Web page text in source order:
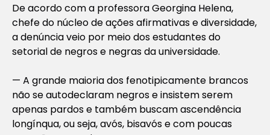
De acordo com a professora Georgina Helena,
chefe do núcleo de ações afirmativas e diversidade,
a denúncia veio por meio dos estudantes do
setorial de negros e negras da universidade.
— A grande maioria dos fenotipicamente brancos
não se autodeclaram negros e insistem serem
apenas pardos e também buscam ascendência
longínqua, ou seja, avós, bisavós e com poucas